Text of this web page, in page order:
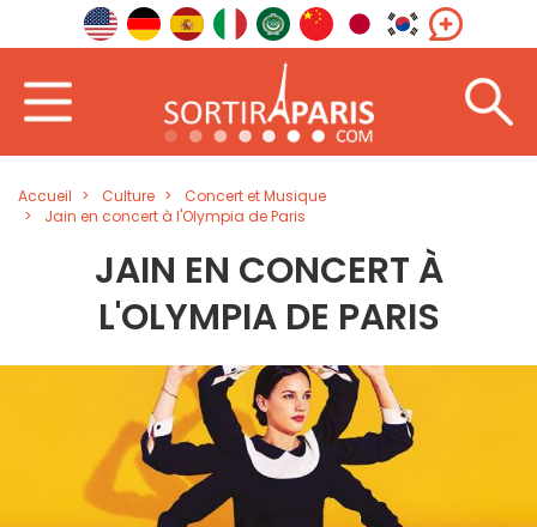
Accueil Culture
Concert et Musique
Jain en concert à l'Olympia de Paris
JAIN EN CONCERT À
L'OLYMPIA DE PARIS